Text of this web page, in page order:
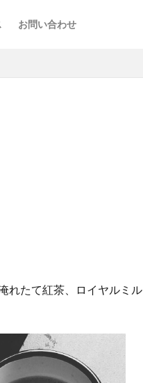
お問い合わせ
れたて紅茶、ロイヤルミル